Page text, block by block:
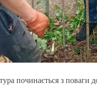
починається з